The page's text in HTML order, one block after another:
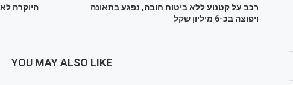
רכב על קטנוע ללא ביטוח חובה, נפגע בתאונה
ויפוצה בכ-6 מיליון שקל
YOU MAY ALSO LIKE